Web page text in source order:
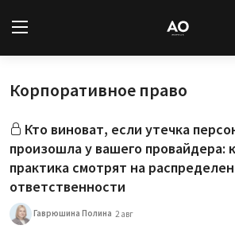
Вход Регистрация
Новости
Статьи
Авторы
Корпоративное право
Кто виноват, если утечка
произошла у вашего провайдера:
практика смотрят на
ответственности
Гаврюшина Полина 2 авг